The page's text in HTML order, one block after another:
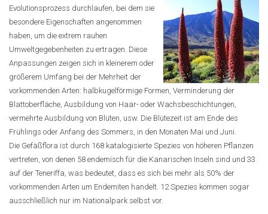
Evolutionsprozess durchlaufen, bei dem sie
besondere Eigenschaften angenommen
haben, um die extrem rauhen
Umweltgegebenheiten zu ertragen. Diese
Anpassungen zeigen sich in kleinerem oder
größerem Umfang bei der Mehrheit der
vorkommenden Arten: halbkugelförmige Formen, Verminderung der
Blattoberfläche, Ausbildung von Haar- oder Wachsbeschichtungen,
vermehrte Ausbildung von Blüten, usw. Die Blütezeit ist am Ende des
Frühlings oder Anfang des Sommers, in den Monaten Mai und Juni.
Die Gefäßflora ist durch 168 katalogisierte Spezies von höheren Pflanzen
vertreten, von denen 58 endemisch für die Kanarischen Inseln sind und 33
auf der Teneriffa, was bedeutet, dass es sich bei mehr als 50% der
vorkommenden Arten um Endemiten handelt. 12 Spezies kommen sogar
ausschließlich nur im Nationalpark selbst vor.